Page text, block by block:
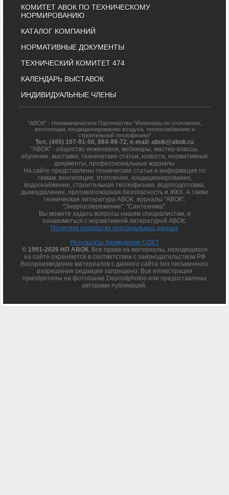
КОМИТЕТ АВОК ПО ТЕХНИЧЕСКОМУ
НОРМИРОВАНИЮ
КАТАЛОГ КОМПАНИЙ
НОРМАТИВНЫЕ ДОКУМЕНТЫ
ТЕХНИЧЕСКИЙ КОМИТЕТ 474
КАЛЕНДАРЬ ВЫСТАВОК
ИНДИВИДУАЛЬНЫЕ ЧЛЕНЫ
"АВОК" - Некоммерческое Партнерство "Инженеры по отоплению,
вентиляции, кондиционированию воздуха, теплоснабжению и
строительной теплофизике"
Тел. (495) 107-91-50, 984-99-72, e-mail: abok@abok.ru
"АВОК" - общество инженеров, вебинары, мастер-классы,
обучение, выставки, технические статьи, новости, нормативные
документы, профессиональные журналы
На сайте представлены технические статьи и информация по
темам: вентиляция, отопление, кондиционирование,
водоснабжение, строительная теплофизика, водоподготовка,
дымоудаление, противопожарная безопасность и ЖКХ. А также
техническая литература АВОК, журналы "АВОК",
"Энергосбережение", "Сантехника".
Вы можете задать вопросы нашим специалистам, и
ознакомиться с нормативной литературой АВОК.
Политика обработки персональных данных
Результаты проведения СОУТ
© 1991-2026 НП АВОК. Все права на материалы, находящиеся
на сайте охраняются в соответствии с законодательством РФ
Воспроизведение материалов с данного сайта без письменного
разрешения редакции запрещено. Все иллюстрации
приобретены на фотобанке Depositphotos или предоставлены
авторами публикаций.